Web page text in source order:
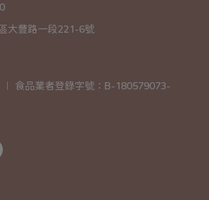
大豐路一段221-6號
食品業者登錄字號：B-180579073-